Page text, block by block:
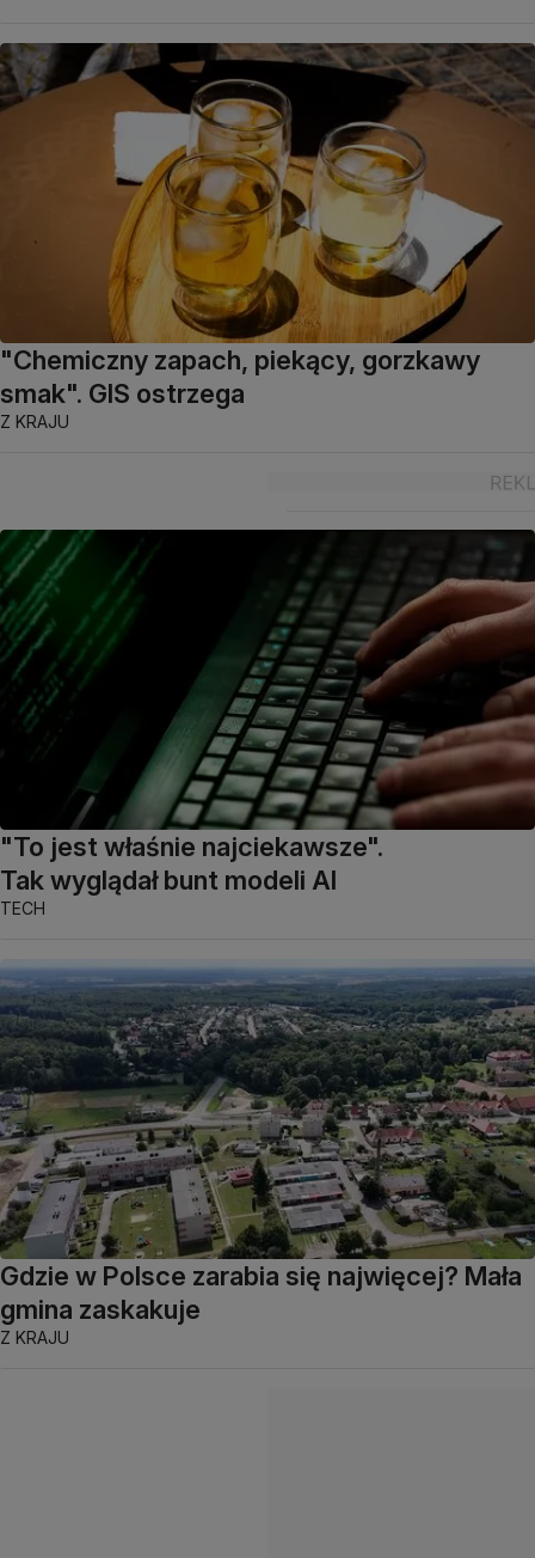
"Chemiczny zapach, piekący, gorzkawy
smak". GIS ostrzega
Z KRAJU
"To jest właśnie najciekawsze".
Tak wyglądał bunt modeli AI
TECH
Gdzie w Polsce zarabia się najwięcej? Mała
gmina zaskakuje
Z KRAJU